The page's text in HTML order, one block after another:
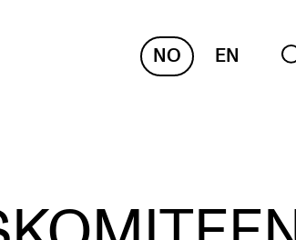
NO EN
Prosjekter